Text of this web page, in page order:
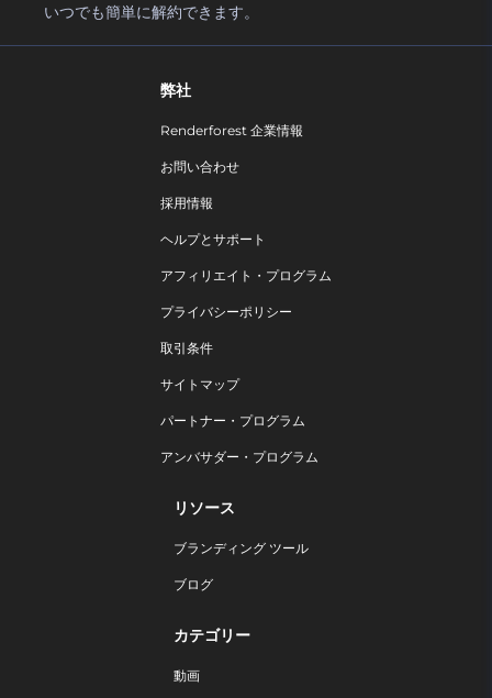
いつでも簡単に解約できます。
弊社
Renderforest 企業情報
お問い合わせ
採用情報
ヘルプとサポート
アフィリエイト・プログラム
プライバシーポリシー
取引条件
サイトマップ
パートナー・プログラム
アンバサダー・プログラム
リソース
ブランディング ツール
ブログ
カテゴリー
動画